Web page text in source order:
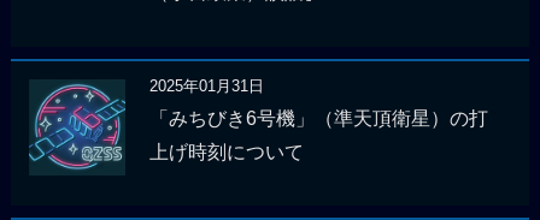
2025年01月31日
「みちびき6号機」（準天頂衛星）の打
上げ時刻について